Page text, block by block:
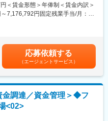
ジネスモデルの理解を通じて、先
けることができます。
動が可能です。（上記に例示した
実績あり）
々の能力に応じて活躍できる風通
ャンスが与えられるフェアーな
げて頂きたいと考えています。
する各種資料作成）
ー誌作成等）
弊社の経理プロセスは、事業成
ます。従来の枠にとらわれず柔
＜賃金形態＞年俸制＜賃金内訳＞
7,176,792円固定残業手当/月：
り、選考を通じて上下する可能性
当を含めた表記です。
応募依頼する
（エージェントサービス）
金調達／資金管理＞◆フ
<02>